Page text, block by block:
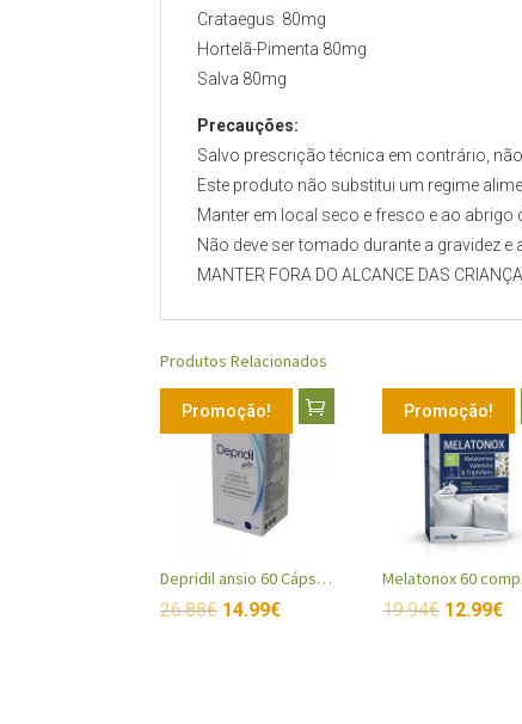
Crataegus 80mg
Hortelã-Pimenta 80mg
Salva 80mg
Precauções:
Salvo prescrição técnica em contrário,
Este produto não substitui um regime
Manter em local seco e fresco e ao abrigo
Não deve ser tomado durante a gravidez e
MANTER FORA DO ALCANCE DAS
Produtos Relacionados
Promoção!
Depridil ansio 60 Cápsulas
26.88€ 14.99€
Promoção!
Melatonox 60 comp.
19.94€ 12.99€